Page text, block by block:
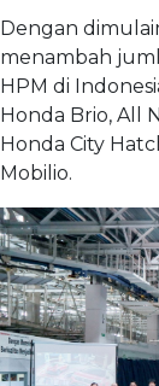
Dengan
menambah
HPM di
Honda Brio, All
Honda City
Mobilio.